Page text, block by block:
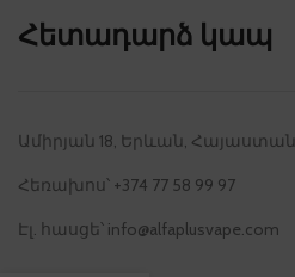
Հետադարձ կապ
Ամիրյան 18, Երևան, Հայաստան
Հեռախոս՝ +374 77 58 99 97
Էլ. հասցե՝ info@alfaplusvape.com